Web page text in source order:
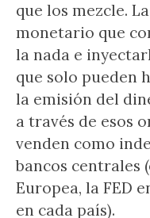
que los mezcle.
monetario que
la nada e
que solo pueden
la emisión del
a través de esos
venden como
bancos centrales
Europea, la FED
en cada país).